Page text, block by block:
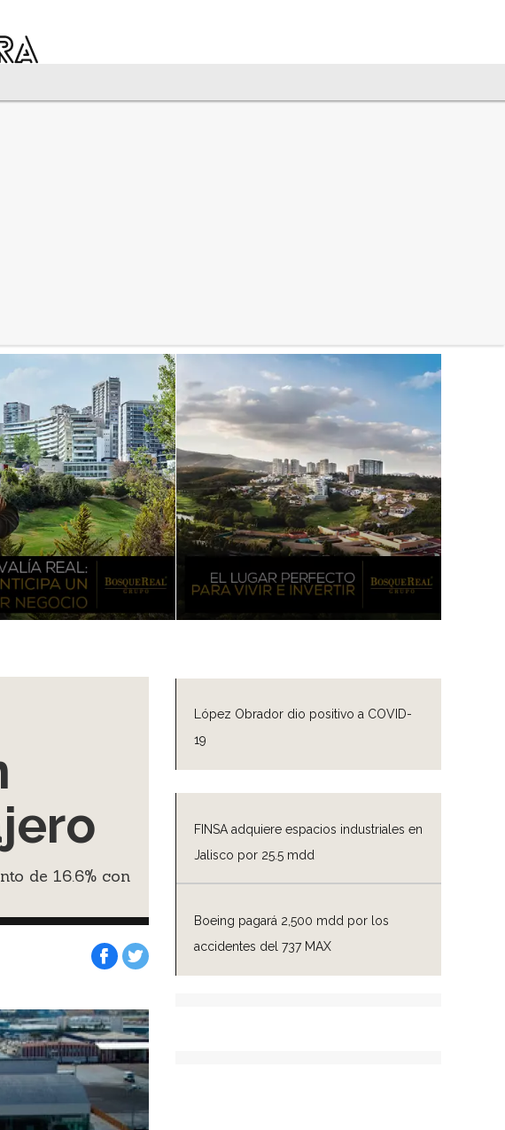
López Obrador dio positivo a COVID-
19
FINSA adquiere espacios industriales en
Jalisco por 25.5 mdd
Boeing pagará 2,500 mdd por los
accidentes del 737 MAX
de 16.6% con